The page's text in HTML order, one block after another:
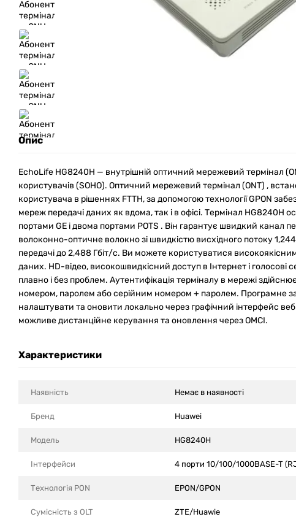
Опис
EchoLife HG8240H — внутрішній оптичний мережевий термінал
користувачів (SOHO). Оптичний мережевий термінал (ONT) ,
користувача в рішеннях FTTH, за допомогою технології GPON
мереж передачі даних як вдома, так і в офісі. Термінал HG8240H
портами GE і двома портами POTS . Він гарантує швидкий канал
волоконно-оптичне волокно зі швидкістю висхідного потоку
передачі до 2,488 Гбіт/с. Ви можете користуватися
даних. HD-відео, високошвидкісний доступ в Інтернет і голосові
плавно і без проблем. Аутентифікація терміналу в мережі
номером, паролем або серійним номером + паролем. Програмне
налаштувати та оновити локально через графічний інтерфейс
можливе дистанційне керування та оновлення через OMCI.
Характеристики
Наявність Немає в наявності
Бренд Huawei
Модель HG8240H
Інтерфейси 4 порти 10/100/1000BASE-T
Технологія PON EPON/GPON
Сумісність з OLT ZTE/Huawie